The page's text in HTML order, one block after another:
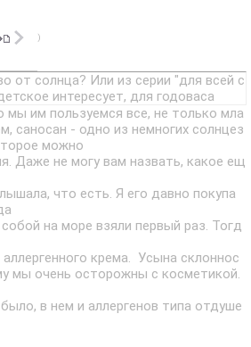
)
от солнца? Или из серии "для всей с
интересует, для годоваса
мы им пользуемся все, не только мла
саносан - одно из немногих солнцез
можно
Даже не могу вам назвать, какое ещ
что есть. Я его давно покупа
на море взяли первый раз. Тогд
крема. Усына склоннос
мы очень осторожны с косметикой.
в нем и аллергенов типа отдуше